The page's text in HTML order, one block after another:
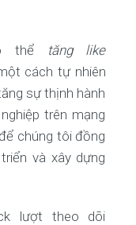
thể
tăng like
cách tự nhiên
sự thịnh hành
trên mạng
chúng tôi đồng
và xây dựng
lượt theo dõi